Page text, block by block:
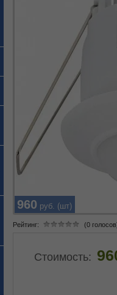
960 руб. (шт)
Рейтинг: (0
Стоимость: